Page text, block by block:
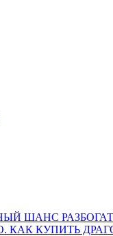
ШАНС
КАК КУПИТЬ